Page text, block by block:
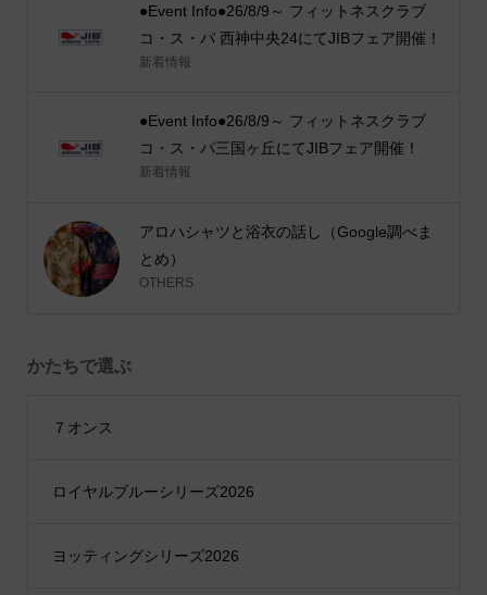
●Event Info●26/8/9～ フィットネスクラブ
コ・ス・パ 西神中央24にてJIBフェア開催！
新着情報
●Event Info●26/8/9～ フィットネスクラブ
コ・ス・パ三国ヶ丘にてJIBフェア開催！
新着情報
アロハシャツと浴衣の話し（Google調べま
とめ）
OTHERS
かたちで選ぶ
７オンス
ロイヤルブルーシリーズ2026
ヨッティングシリーズ2026